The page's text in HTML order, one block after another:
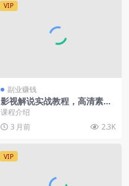
VIP
副业赚钱
影视解说实战教程，高清素材
获取+节奏剪辑+字幕排版，零
基础快速上手
课程介绍
3 月前
2.3K
VIP